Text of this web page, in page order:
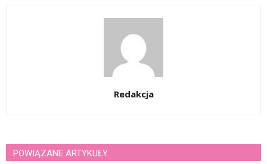
Redakcja
POWIĄZANE ARTYKUŁY